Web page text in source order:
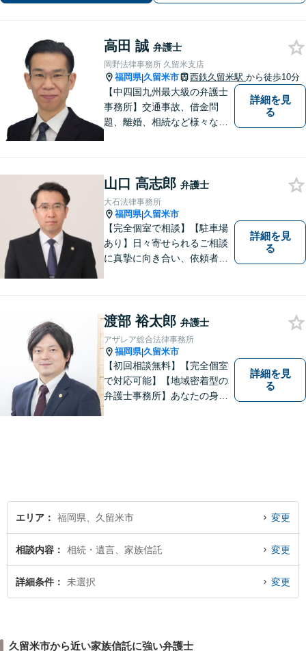
高田 誠 弁護士
岡野法律事務所 久留米支店
福岡県|久留米市 西鉄久留米駅 から徒歩10分
【中四国九州最大級の弁護士
事務所】交通事故、借金問
題、離婚、相続など様々な問
い！
詳細を見
る
山口 高志郎 弁護士
大石法律事務所
福岡県|久留米市
【完全個室で相談】【駐車場
あり】日々寄せられるご相談
に真摯に向き合い、依頼者の
営課題の解決に向けた最適な
法的サポートを提供し、安定
した経営基盤の構築をお手伝
いいたします。
詳細を見
る
渡部 裕太郎 弁護士
アザレア総合法律事務所
福岡県|久留米市
【初回相談無料】【完全個室
で対応可能】【地域密着型の
弁護士事務所】あなたの身近
詳細を見
る
エリア 福岡県、久留米市 変更
相談内容 相続・遺言、家族信託 変更
詳細条件 未選択 変更
久留米市から近い家族信託に強い弁護士